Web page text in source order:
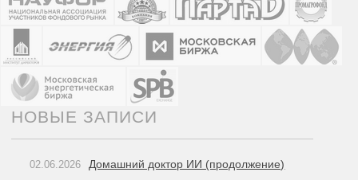
НОВЫЕ ЗАПИСИ
02.06.2026 Домашний доктор ИИ (продолжение)